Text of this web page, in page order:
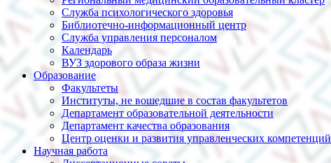
Служба психологического здоровья
Библиотечно-информационный центр
Служба управления персоналом
Календарь
ВУЗ здорового образа жизни
Образование
Факультеты
Институты, не вошедшие в состав факультетов
Департамент образовательной деятельности
Департамент качества образования
Центр оценки и развития управленческих компетенций
Научная работа